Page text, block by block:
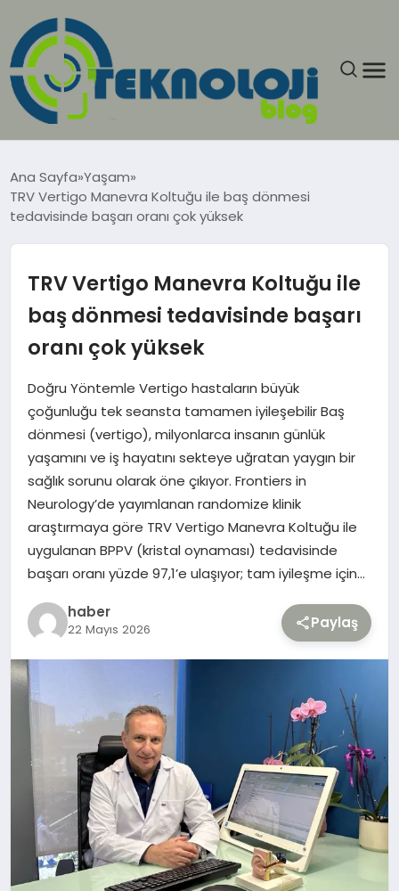
GÜNCEL
GENEL
GÜNDEM
TEKNOLOJI
YAŞAM
Ana Sayfa Yaşam
TRV Vertigo Manevra Koltuğu ile baş dönmesi
tedavisinde başarı oranı çok yüksek
TRV Vertigo Manevra Koltuğu ile
baş dönmesi tedavisinde başarı
oranı çok yüksek
Doğru Yöntemle Vertigo hastaların büyük
çoğunluğu tek seansta tamamen iyileşebilir Baş
dönmesi (vertigo), milyonlarca insanın günlük
yaşamını ve iş hayatını sekteye uğratan yaygın bir
sağlık sorunu olarak öne çıkıyor. Frontiers in
Neurology’de yayımlanan randomize klinik
araştırmaya göre TRV Vertigo Manevra Koltuğu ile
uygulanan BPPV (kristal oynaması) tedavisinde
başarı oranı yüzde 97,1’e ulaşıyor; tam iyileşme için…
haber
22 Mayıs 2026 Paylaş